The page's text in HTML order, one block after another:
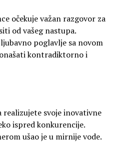
očekuje važan razgovor za
od vašeg nastupa.
poglavlje sa novom
kontradiktorno i
realizujete svoje inovativne
ispred konkurencije.
ušao je u mirnije vode.